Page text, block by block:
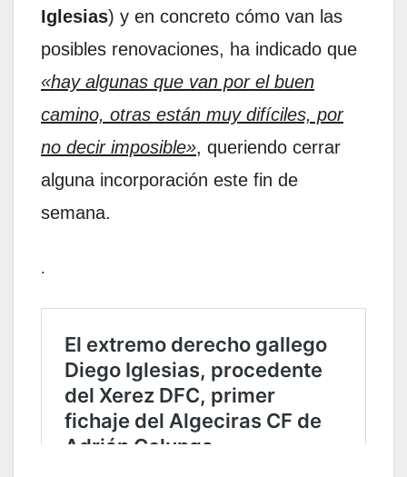
Iglesias) y en concreto cómo van las
posibles renovaciones, ha indicado que
«hay algunas que van por el buen
camino, otras están muy difíciles, por
no decir imposible», queriendo cerrar
alguna incorporación este fin de
semana.
.